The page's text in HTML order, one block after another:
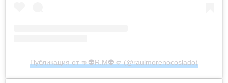
Публикация от 🤜👽R.M👽🤛 (@raulmorenocoslado)